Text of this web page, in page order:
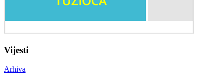
Vijesti
Arhiva